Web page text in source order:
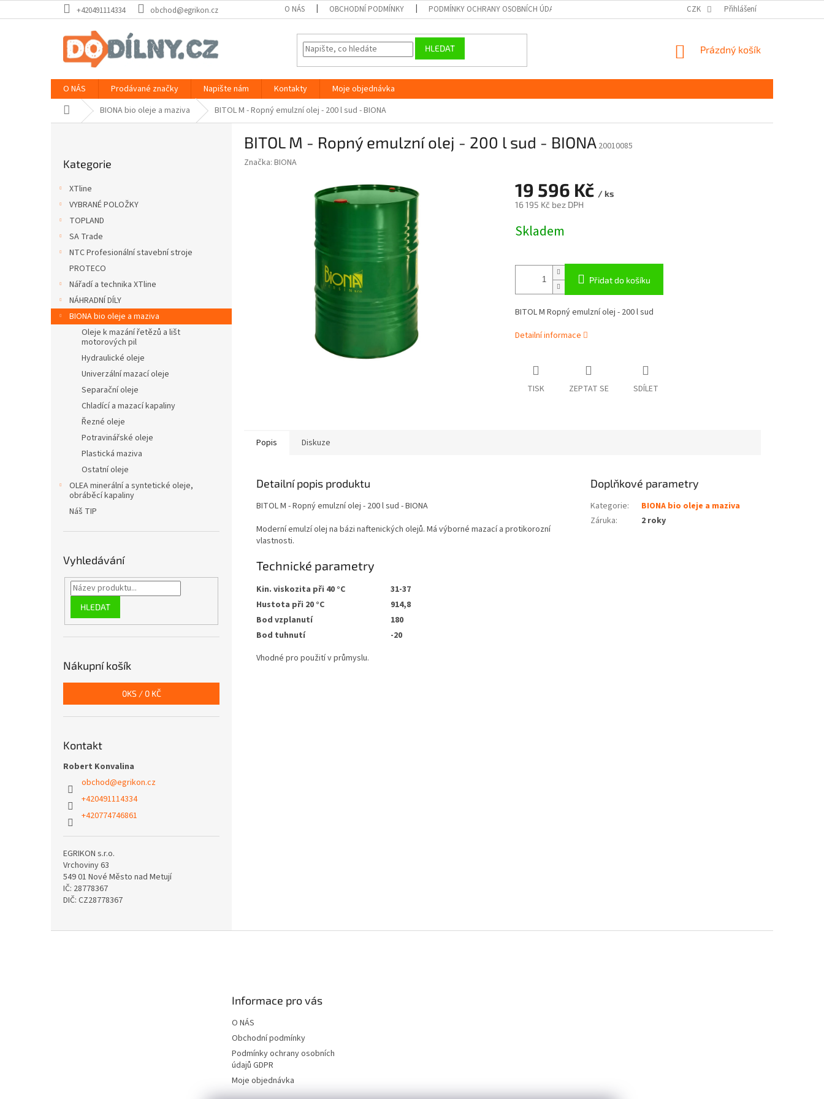
na
+420491114334 obchod@egrikon.cz O NÁS OBCHODNÍ PODMÍNKY PODMÍNKY OCHRANY OSOBNÍCH ÚDAJŮ GDPR CZK Přihlášení
HLEDAT
NÁKUPNÍ
Prázdný košík
O NÁS Prodávané značky Napište nám Kontakty
Moje objednávka
Domů BIONA bio oleje a maziva BITOL M - Ropný emulzní olej - 200 l sud - BIONA
l
kategorie
Kategorie
XTline
VYBRANÉ POLOŽKY
TOPLAND
SA Trade
NTC Profesionální stavební stroje
PROTECO
Nářadí a technika XTline
NÁHRADNÍ DÍLY
BIONA bio oleje a maziva
Oleje k mazání řetězů a lišt
motorových pil
Hydraulické oleje
Univerzální mazací oleje
Separační oleje
Chladící a mazací kapaliny
Řezné oleje
Potravinářské oleje
Plastická maziva
Ostatní oleje
OLEA minerální a syntetické oleje,
obráběcí kapaliny
Náš TIP
Vyhledávání
HLEDAT
Nákupní košík
0KS / 0 KČ
Kontakt
Robert Konvalina
obchod@egrikon.cz
+420491114334
+420774746861
EGRIKON s.r.o.
Vrchoviny 63
549 01 Nové Město nad Metují
IČ: 28778367
DIČ: CZ28778367
BITOL M - Ropný emulzní olej - 200 l sud - BIONA 20010085
Značka: BIONA
19 596 Kč / ks
16 195 Kč bez DPH
cena:
Skladem
Přidat do košíku
BITOL M Ropný emulzní olej - 200 l sud
Detailní informace
TISK ZEPTAT SE SDÍLET
Popis Diskuze
Detailní popis produktu
BITOL M - Ropný emulzní olej - 200 l sud - BIONA
Moderní emulzí olej na bázi naftenických olejů. Má výborné mazací a protikorozní
vlastnosti.
Technické parametry
Kin. viskozita při 40 °C
31-37
Hustota při 20 °C
914,8
Bod vzplanutí
180
Bod tuhnutí
-20
Vhodné pro použití v průmyslu.
Doplňkové parametry
Kategorie:
BIONA bio oleje a maziva
Záruka: 2 roky
Informace pro vás
O NÁS
Obchodní podmínky
Podmínky ochrany osobních
údajů GDPR
Moje objednávka